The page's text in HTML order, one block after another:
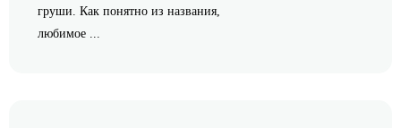
груши. Как понятно из названия,
любимое ...